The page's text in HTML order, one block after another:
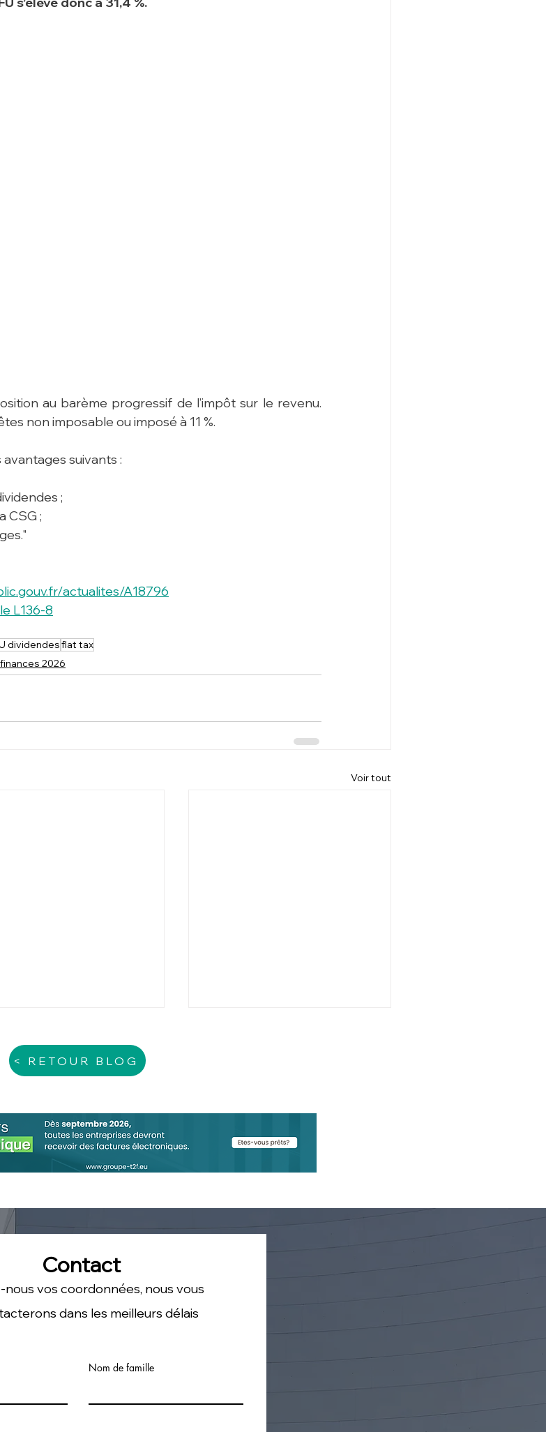
au barème progressif de l’impôt sur le revenu.
non imposable ou imposé à 11 %.
suivants :
;
;
actualites/A18796
L136-8
dividendesflat tax
2026
Voir tout
ou
sociales
pour valider vos
Acre : Nouvelles règles et
janvier 2026
< RETOUR BLOG
Contact
nous vos coordonnées, nous vous
dans les meilleurs délais
Nom de famille